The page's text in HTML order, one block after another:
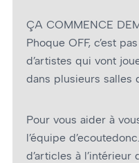
ÇA COMMENCE
Phoque OFF, c’est
d’artistes qui vont
dans plusieurs salles
Pour vous aider à
l’équipe
d’articles à l’intérieur